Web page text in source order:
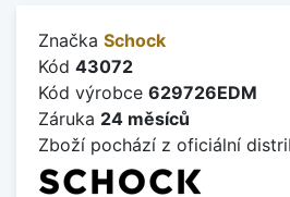
Značka Schock
Kód 43072
Kód výrobce 629726EDM
Záruka 24 měsíců
Zboží pochází z oficiální